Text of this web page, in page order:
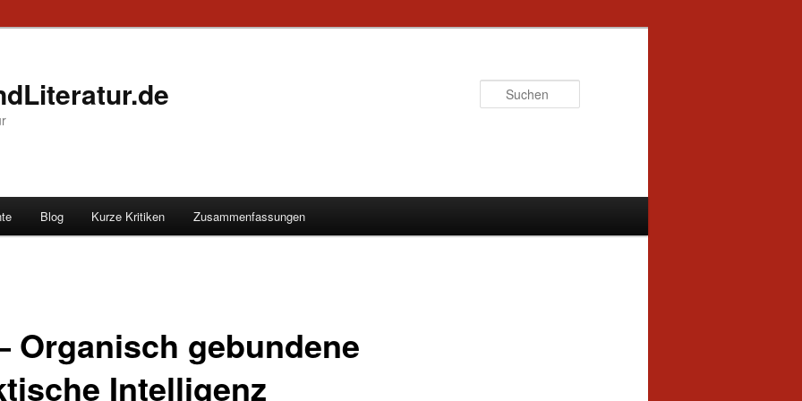
Blog Kurze Kritiken Zusammenfassungen
Organisch gebundene
Intelligenz